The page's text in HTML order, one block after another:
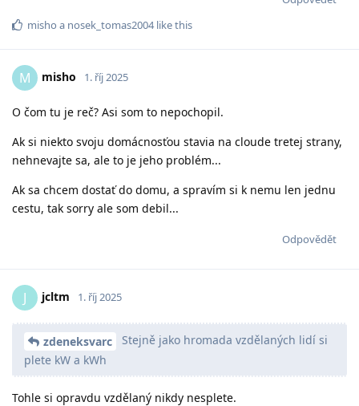
misho a nosek_tomas2004like this
M misho 1. říj 2025
O čom tu je reč? Asi som to nepochopil.
Ak si niekto svoju domácnosťou stavia na cloude tretej strany,
nehnevajte sa, ale to je jeho problém...
Ak sa chcem dostať do domu, a spravím si k nemu len jednu
cestu, tak sorry ale som debil...
Odpovědět
J jcltm 1. říj 2025
zdeneksvarc
Stejně jako hromada vzdělaných lidí si
plete kW a kWh
Tohle si opravdu vzdělaný nikdy nesplete.